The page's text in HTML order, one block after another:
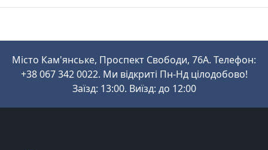
Місто Кам'янське, Проспект Свободи, 76А. Телефон:
+38 067 342 0022. Ми відкриті Пн-Нд цілодобово!
Заїзд: 13:00. Виїзд: до 12:00